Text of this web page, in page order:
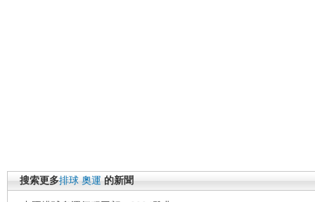
搜索更多排球 奧運 的新聞